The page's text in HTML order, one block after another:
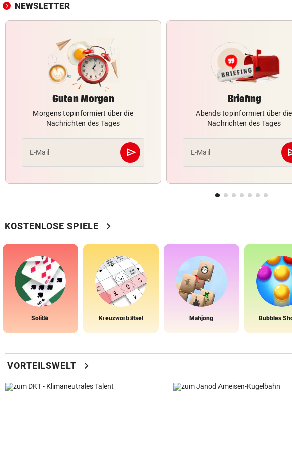
NEWSLETTER
Guten Morgen
Morgens topinformiert über die
Nachrichten des Tages
E-Mail send
Abschicken
Briefing
Abends topinformiert über die
Nachrichten des Tages
E-Mail
KOSTENLOSE SPIELE chevron_right
Solitär Kreuzworträtsel Mahjong Bubbles
VORTEILSWELT chevron_right